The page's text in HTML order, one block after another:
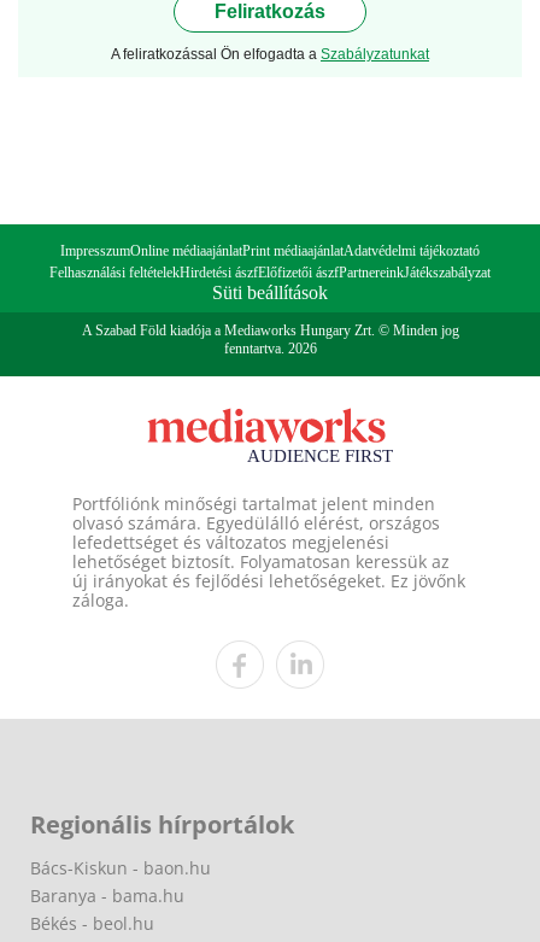
Feliratkozás
A feliratkozással Ön elfogadta a Szabályzatunkat
ImpresszumOnline médiaajánlatPrint médiaajánlatAdatvédelmi tájékoztató
Felhasználási feltételekHirdetési ászfElőfizetői ászfPartnereinkJátékszabályzat
Süti beállítások
A Szabad Föld kiadója a Mediaworks Hungary Zrt. © Minden jog
fenntartva. 2026
Portfóliónk minőségi tartalmat jelent minden
olvasó számára. Egyedülálló elérést, országos
lefedettséget és változatos megjelenési
lehetőséget biztosít. Folyamatosan keressük az
új irányokat és fejlődési lehetőségeket. Ez jövőnk
záloga.
Regionális hírportálok
Bács-Kiskun - baon.hu
Baranya - bama.hu
Békés - beol.hu